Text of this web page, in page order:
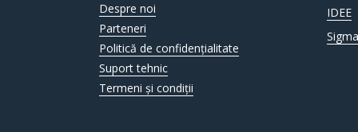
Despre noi
Parteneri
Politică de confidențialitate
Suport tehnic
Termeni și condiții
IDEE